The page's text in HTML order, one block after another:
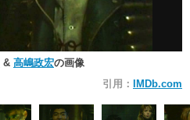
& 高嶋政宏の画像
引用： IMDb.com